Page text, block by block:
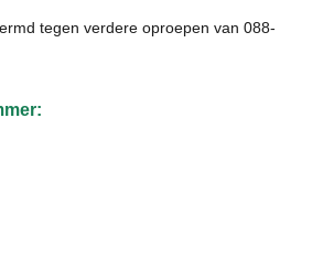
tegen verdere oproepen van 088-